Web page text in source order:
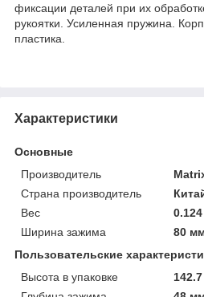
фиксации деталей при их
рукоятки. Усиленная пружина.
пластика.
Характеристики
Основные
Производитель
Страна производитель
Вес
0.124
Ширина зажима
80
Пользовательские
Высота в упаковке